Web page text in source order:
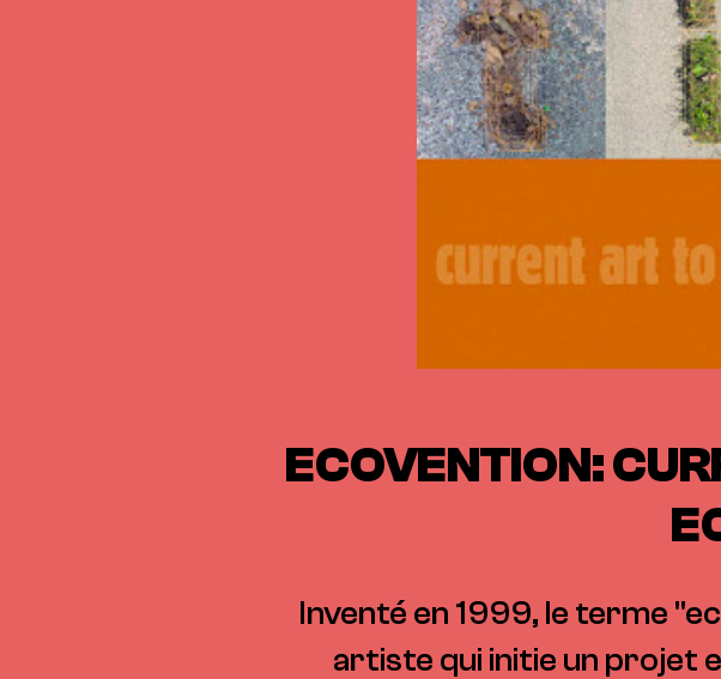
ECOVENTION:
Inventé en 1999, le terme
artiste qui initie un projet